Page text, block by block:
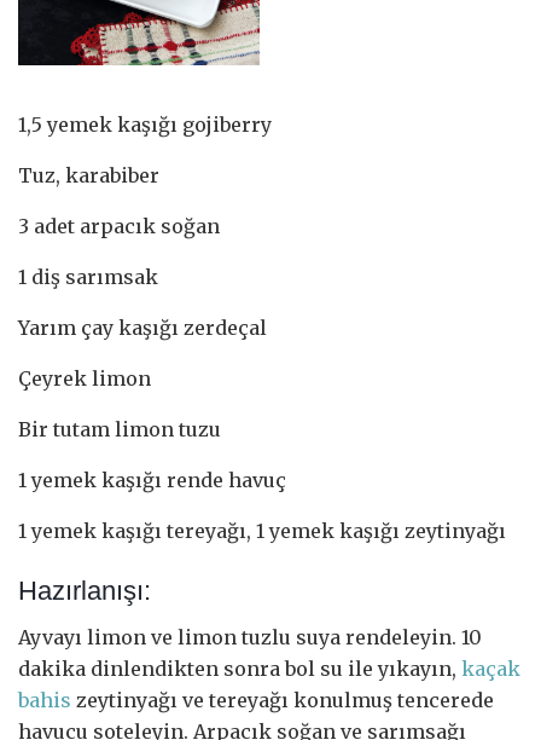
1,5 yemek kaşığı gojiberry
Tuz, karabiber
3 adet arpacık soğan
1 diş sarımsak
Yarım çay kaşığı zerdeçal
Çeyrek limon
Bir tutam limon tuzu
1 yemek kaşığı rende havuç
1 yemek kaşığı tereyağı, 1 yemek kaşığı zeytinyağı
Hazırlanışı:
Ayvayı limon ve limon tuzlu suya rendeleyin. 10
dakika dinlendikten sonra bol su ile yıkayın, kaçak
bahis zeytinyağı ve tereyağı konulmuş tencerede
havucu soteleyin. Arpacık soğan ve sarımsağı